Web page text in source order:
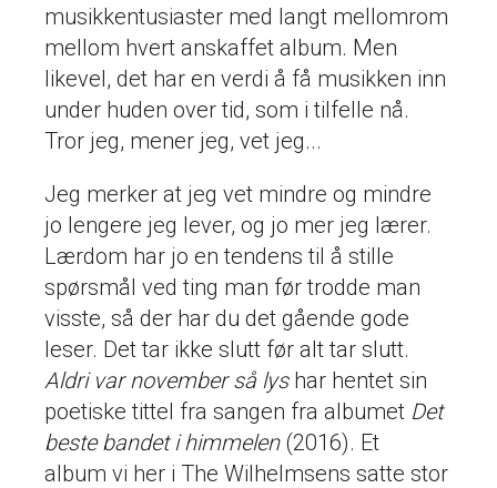
musikkentusiaster med langt mellomrom
mellom hvert anskaffet album. Men
likevel, det har en verdi å få musikken inn
under huden over tid, som i tilfelle nå.
Tror jeg, mener jeg, vet jeg...
Jeg merker at jeg vet mindre og mindre
jo lengere jeg lever, og jo mer jeg lærer.
Lærdom har jo en tendens til å stille
spørsmål ved ting man før trodde man
visste, så der har du det gående gode
leser. Det tar ikke slutt før alt tar slutt.
Aldri var november så lyshar hentet sin
poetiske tittel fra sangen fra albumet Det
beste bandet i himmelen (2016). Et
album vi her i The Wilhelmsens satte stor